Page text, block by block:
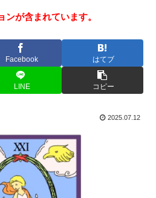
が含まれています。
Facebook はてブ
LINE コピー
2025.07.12